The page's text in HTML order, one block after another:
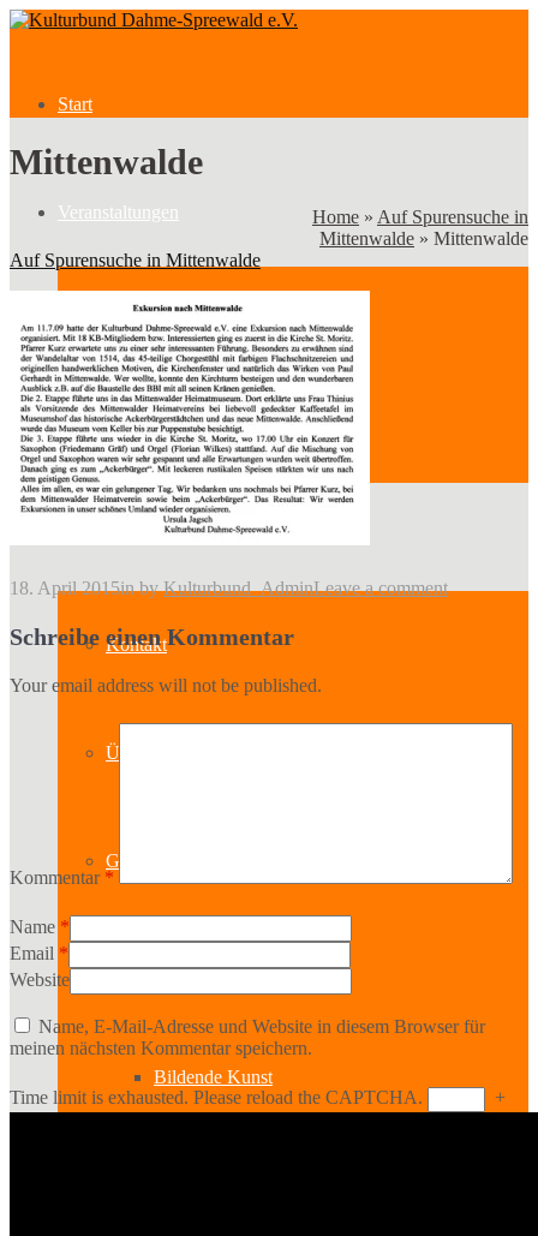
Start
Veranstaltungen
Veranstaltungen
Kategorien
Kontakt
Über uns
Geschichte
Sparten
Bildende Kunst
Mittenwalde
Home » Auf Spurensuche in
Mittenwalde » Mittenwalde
Auf Spurensuche in Mittenwalde
18. April 2015inbyKulturbund_AdminLeave a comment
Schreibe einen Kommentar
Your email address will not be published.
Kommentar *
Name *
Email *
Website
Name, E-Mail-Adresse und Website in diesem Browser für
meinen nächsten Kommentar speichern.
Time limit is exhausted. Please reload the CAPTCHA. +